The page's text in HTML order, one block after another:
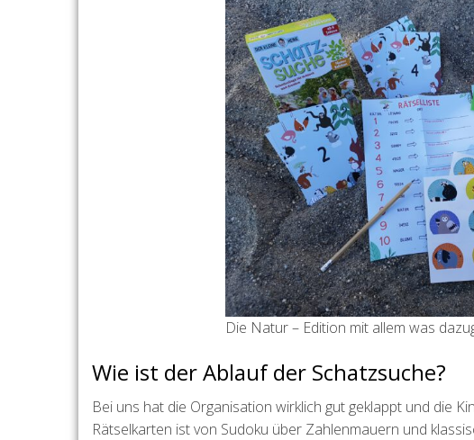
Die Natur – Edition mit allem was
Wie ist der Ablauf der Schatzsuche?
Bei uns hat die Organisation wirklich gut geklappt und die
Rätselkarten ist von Sudoku über Zahlenmauern und